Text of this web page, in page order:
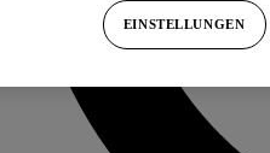
EINSTELLUNGEN